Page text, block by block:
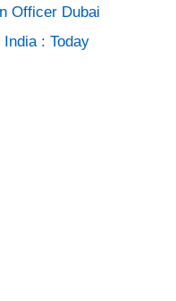
Officer Dubai
: Today